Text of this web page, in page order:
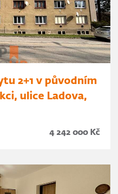
2+1 v původním
ulice Ladova,
4 242 000 Kč